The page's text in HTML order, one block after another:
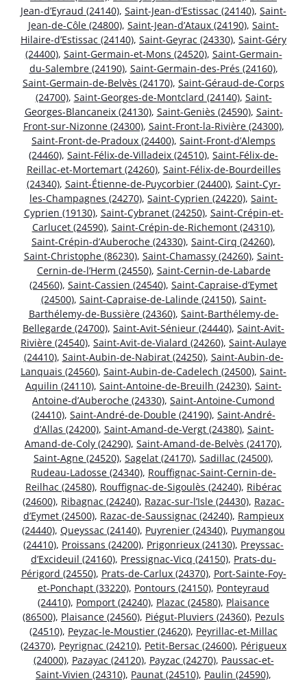
Jean-d’Eyraud (24140), Saint-Jean-d’Estissac (24140), Saint-
Jean-de-Côle (24800), Saint-Jean-d’Ataux (24190), Saint-
Hilaire-d’Estissac (24140), Saint-Geyrac (24330), Saint-Géry
(24400), Saint-Germain-et-Mons (24520), Saint-Germain-
du-Salembre (24190), Saint-Germain-des-Prés (24160),
Saint-Germain-de-Belvès (24170), Saint-Géraud-de-Corps
(24700), Saint-Georges-de-Montclard (24140), Saint-
Georges-Blancaneix (24130), Saint-Geniès (24590), Saint-
Front-sur-Nizonne (24300), Saint-Front-la-Rivière (24300),
Saint-Front-de-Pradoux (24400), Saint-Front-d’Alemps
(24460), Saint-Félix-de-Villadeix (24510), Saint-Félix-de-
Reillac-et-Mortemart (24260), Saint-Félix-de-Bourdeilles
(24340), Saint-Étienne-de-Puycorbier (24400), Saint-Cyr-
les-Champagnes (24270), Saint-Cyprien (24220), Saint-
Cyprien (19130), Saint-Cybranet (24250), Saint-Crépin-et-
Carlucet (24590), Saint-Crépin-de-Richemont (24310),
Saint-Crépin-d’Auberoche (24330), Saint-Cirq (24260),
Saint-Christophe (86230), Saint-Chamassy (24260), Saint-
Cernin-de-l’Herm (24550), Saint-Cernin-de-Labarde
(24560), Saint-Cassien (24540), Saint-Capraise-d’Eymet
(24500), Saint-Capraise-de-Lalinde (24150), Saint-
Barthélemy-de-Bussière (24360), Saint-Barthélemy-de-
Bellegarde (24700), Saint-Avit-Sénieur (24440), Saint-Avit-
Rivière (24540), Saint-Avit-de-Vialard (24260), Saint-Aulaye
(24410), Saint-Aubin-de-Nabirat (24250), Saint-Aubin-de-
Lanquais (24560), Saint-Aubin-de-Cadelech (24500), Saint-
Aquilin (24110), Saint-Antoine-de-Breuilh (24230), Saint-
Antoine-d’Auberoche (24330), Saint-Antoine-Cumond
(24410), Saint-André-de-Double (24190), Saint-André-
d’Allas (24200), Saint-Amand-de-Vergt (24380), Saint-
Amand-de-Coly (24290), Saint-Amand-de-Belvès (24170),
Saint-Agne (24520), Sagelat (24170), Sadillac (24500),
Rudeau-Ladosse (24340), Rouffignac-Saint-Cernin-de-
Reilhac (24580), Rouffignac-de-Sigoulès (24240), Ribérac
(24600), Ribagnac (24240), Razac-sur-l’Isle (24430), Razac-
d’Eymet (24500), Razac-de-Saussignac (24240), Rampieux
(24440), Queyssac (24140), Puyrenier (24340), Puymangou
(24410), Proissans (24200), Prigonrieux (24130), Preyssac-
d’Excideuil (24160), Pressignac-Vicq (24150), Prats-du-
Périgord (24550), Prats-de-Carlux (24370), Port-Sainte-Foy-
et-Ponchapt (33220), Pontours (24150), Ponteyraud
(24410), Pomport (24240), Plazac (24580), Plaisance
(86500), Plaisance (24560), Piégut-Pluviers (24360), Pezuls
(24510), Peyzac-le-Moustier (24620), Peyrillac-et-Millac
(24370), Peyrignac (24210), Petit-Bersac (24600), Périgueux
(24000), Pazayac (24120), Payzac (24270), Paussac-et-
Saint-Vivien (24310), Paunat (24510), Paulin (24590),